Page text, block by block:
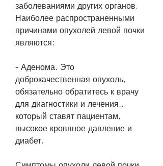
заболеваниями других органов.
Наиболее распространенными
причинами опухолей левой почки
являются:
- Аденома. Это
доброкачественная опухоль,
обязательно обратитесь к врачу
для диагностики и лечения.,
который ставят пациентам,
высокое кровяное давление и
диабет.